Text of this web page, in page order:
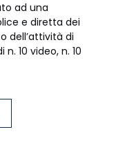
ad una
e diretta dei
dell’attività di
n. 10 video, n. 10